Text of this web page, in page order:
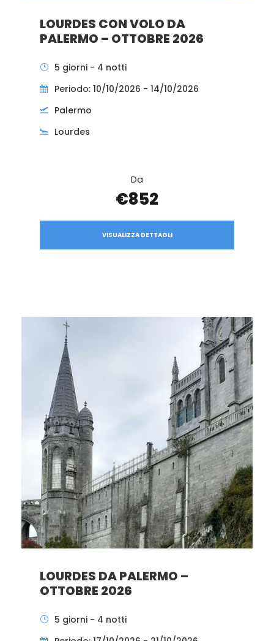
LOURDES CON VOLO DA
PALERMO – OTTOBRE 2026
5 giorni - 4 notti
Periodo: 10/10/2026 - 14/10/2026
Palermo
Lourdes
Da
€852
VISUALIZZA DETTAGLI
LOURDES DA PALERMO –
OTTOBRE 2026
5 giorni - 4 notti